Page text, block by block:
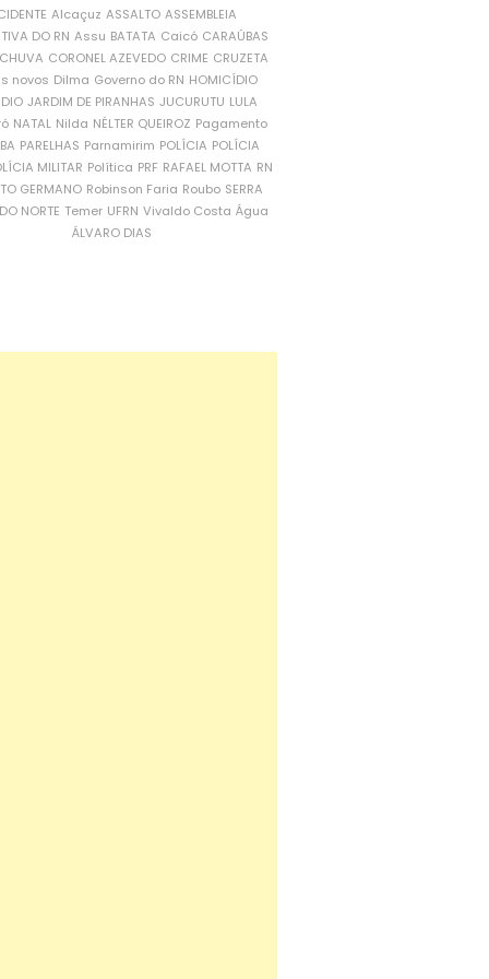
Alcaçuz ASSALTO ASSEMBLEIA
DO RN Assu BATATA Caicó CARAÚBAS
CORONEL AZEVEDO CRIME CRUZETA
novos Dilma Governo do RN HOMICÍDIO
JARDIM DE PIRANHAS JUCURUTU LULA
NATAL Nilda NÉLTER QUEIROZ Pagamento
PARELHAS Parnamirim POLÍCIA POLÍCIA
MILITAR Política PRF RAFAEL MOTTA RN
GERMANO Robinson Faria Roubo SERRA
NORTE Temer UFRN Vivaldo Costa Água
ÁLVARO DIAS